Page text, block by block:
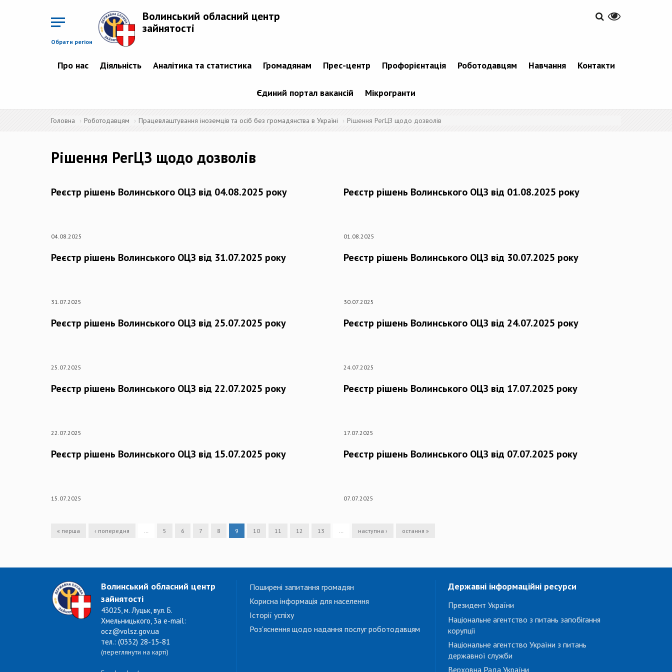
Обрати регіон
Волинський обласний центр
зайнятості
Про нас Діяльність Аналітика та статистика Громадянам Прес-центр Профорієнтація Роботодавцям Навчання Контакти
Єдиний портал вакансій Мікрогранти
Головна Роботодавцям Працевлаштування іноземців та осіб без громадянства в Україні Рішення РегЦЗ щодо дозволів
Рішення РегЦЗ щодо дозволів
Реєстр рішень Волинського ОЦЗ від 04.08.2025 року
04.08.2025
Реєстр рішень Волинського ОЦЗ від 31.07.2025 року
31.07.2025
Реєстр рішень Волинського ОЦЗ від 25.07.2025 року
25.07.2025
Реєстр рішень Волинського ОЦЗ від 22.07.2025 року
22.07.2025
Реєстр рішень Волинського ОЦЗ від 15.07.2025 року
15.07.2025
Реєстр рішень Волинського ОЦЗ від 01.08.2025 року
01.08.2025
Реєстр рішень Волинського ОЦЗ від 30.07.2025 року
30.07.2025
Реєстр рішень Волинського ОЦЗ від 24.07.2025 року
24.07.2025
Реєстр рішень Волинського ОЦЗ від 17.07.2025 року
17.07.2025
Реєстр рішень Волинського ОЦЗ від 07.07.2025 року
07.07.2025
« перша ‹ попередня 5 6 7 8 9 10 11 12 13 наступна › остання »
Волинський обласний центр
зайнятості
43025, м. Луцьк, вул. Б.
Хмельницького, 3а e-mail:
ocz@volsz.gov.ua
тел.: (0332) 28-15-81
(переглянути на карті)
Поширені запитання громадян
Корисна інформація для населення
Історії успіху
Роз'яснення щодо надання послуг роботодавцям
Державні інформаційні ресурси
Президент України
Національне агентство з питань запобігання
корупції
Національне агентство України з питань
державної служби
Верховна Рада України